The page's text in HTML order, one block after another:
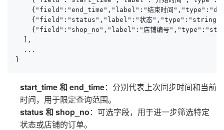
{"field":"end_time","label":"结束时间
{"field":"status","label":"状态
{"field":"shop_no","label":"店铺编号
  ],
  ...
}
start_time 和 end_time：分别代表上次同步时间和当前
时间，用于限定查询范围。
status 和 shop_no：可选字段，用于进一步筛选特定
状态或店铺的订单。